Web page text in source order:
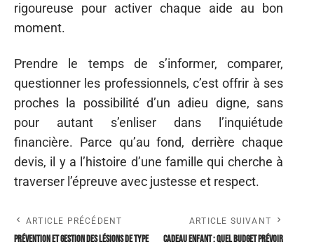
rigoureuse pour activer chaque aide au bon
moment.
Prendre le temps de s’informer, comparer,
questionner les professionnels, c’est offrir à ses
proches la possibilité d’un adieu digne, sans
pour autant s’enliser dans l’inquiétude
financière. Parce qu’au fond, derrière chaque
devis, il y a l’histoire d’une famille qui cherche à
traverser l’épreuve avec justesse et respect.
ARTICLE PRÉCÉDENT
Prévention et gestion des lésions de type
ARTICLE SUIVANT
Cadeau enfant : quel budget prévoir